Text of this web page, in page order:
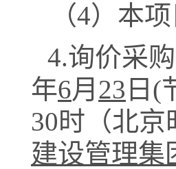
（4）本
4.询价采
年6月 23 日 (
30时（北京
建设管理集